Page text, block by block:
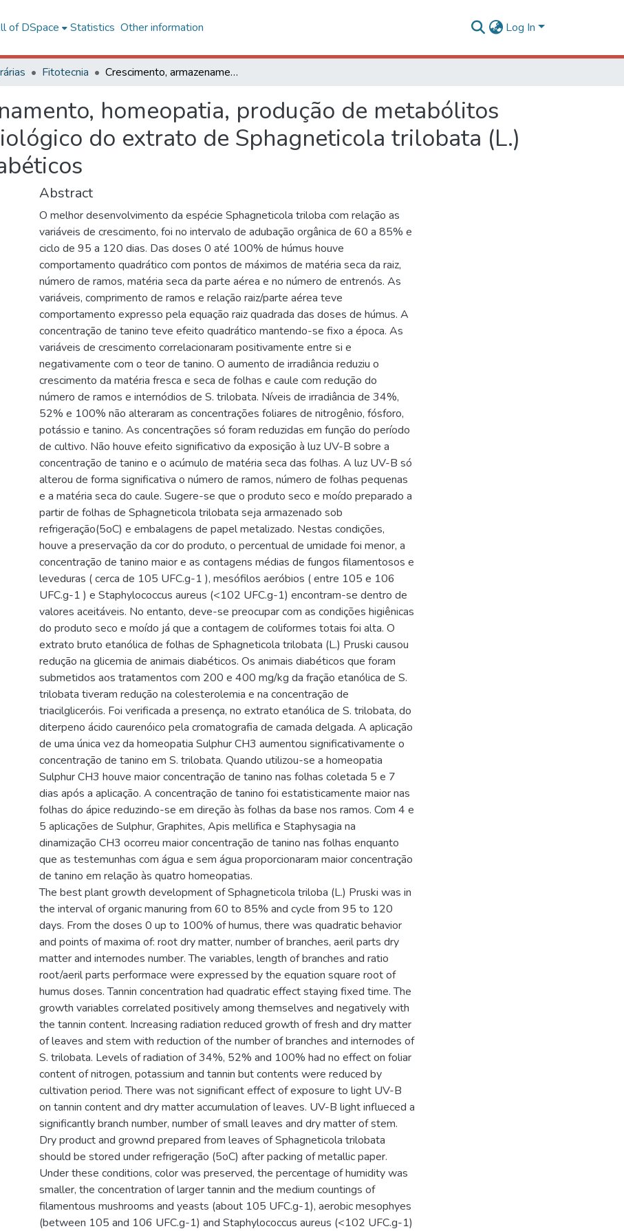
of DSpace Statistics Other information Log In
Fitotecnia Crescimento, armazenamento, homeopatia, produção de metabólitos secundários e teste biológico do extrato de Sphagneticola trilobata (L.) Pruski em coelhos diabéticos
homeopatia, produção de metabólitos
do extrato de Sphagneticola trilobata (L.)
Abstract
O melhor desenvolvimento da espécie Sphagneticola triloba com relação as
variáveis de crescimento, foi no intervalo de adubação orgânica de 60 a 85% e
ciclo de 95 a 120 dias. Das doses 0 até 100% de húmus houve
comportamento quadrático com pontos de máximos de matéria seca da raiz,
número de ramos, matéria seca da parte aérea e no número de entrenós. As
variáveis, comprimento de ramos e relação raiz/parte aérea teve
comportamento expresso pela equação raiz quadrada das doses de húmus. A
concentração de tanino teve efeito quadrático mantendo-se fixo a época. As
variáveis de crescimento correlacionaram positivamente entre si e
negativamente com o teor de tanino. O aumento de irradiância reduziu o
crescimento da matéria fresca e seca de folhas e caule com redução do
número de ramos e internódios de S. trilobata. Níveis de irradiância de 34%,
52% e 100% não alteraram as concentrações foliares de nitrogênio, fósforo,
potássio e tanino. As concentrações só foram reduzidas em função do período
de cultivo. Não houve efeito significativo da exposição à luz UV-B sobre a
concentração de tanino e o acúmulo de matéria seca das folhas. A luz UV-B só
alterou de forma significativa o número de ramos, número de folhas pequenas
e a matéria seca do caule. Sugere-se que o produto seco e moído preparado a
partir de folhas de Sphagneticola trilobata seja armazenado sob
refrigeração(5oC) e embalagens de papel metalizado. Nestas condições,
houve a preservação da cor do produto, o percentual de umidade foi menor, a
concentração de tanino maior e as contagens médias de fungos filamentosos e
leveduras ( cerca de 105 UFC.g-1 ), mesófilos aeróbios ( entre 105 e 106
UFC.g-1 ) e Staphylococcus aureus (<102 UFC.g-1) encontram-se dentro de
valores aceitáveis. No entanto, deve-se preocupar com as condições higiênicas
do produto seco e moído já que a contagem de coliformes totais foi alta. O
extrato bruto etanólica de folhas de Sphagneticola trilobata (L.) Pruski causou
redução na glicemia de animais diabéticos. Os animais diabéticos que foram
submetidos aos tratamentos com 200 e 400 mg/kg da fração etanólica de S.
trilobata tiveram redução na colesterolemia e na concentração de
triacilgliceróis. Foi verificada a presença, no extrato etanólica de S. trilobata, do
diterpeno ácido caurenóico pela cromatografia de camada delgada. A aplicação
de uma única vez da homeopatia Sulphur CH3 aumentou significativamente o
concentração de tanino em S. trilobata. Quando utilizou-se a homeopatia
Sulphur CH3 houve maior concentração de tanino nas folhas coletada 5 e 7
dias após a aplicação. A concentração de tanino foi estatisticamente maior nas
folhas do ápice reduzindo-se em direção às folhas da base nos ramos. Com 4 e
5 aplicações de Sulphur, Graphites, Apis mellifica e Staphysagia na
dinamização CH3 ocorreu maior concentração de tanino nas folhas enquanto
que as testemunhas com água e sem água proporcionaram maior concentração
de tanino em relação às quatro homeopatias.
The best plant growth development of Sphagneticola triloba (L.) Pruski was in
the interval of organic manuring from 60 to 85% and cycle from 95 to 120
days. From the doses 0 up to 100% of humus, there was quadratic behavior
and points of maxima of: root dry matter, number of branches, aeril parts dry
matter and internodes number. The variables, length of branches and ratio
root/aeril parts performace were expressed by the equation square root of
humus doses. Tannin concentration had quadratic effect staying fixed time. The
growth variables correlated positively among themselves and negatively with
the tannin content. Increasing radiation reduced growth of fresh and dry matter
of leaves and stem with reduction of the number of branches and internodes of
S. trilobata. Levels of radiation of 34%, 52% and 100% had no effect on foliar
content of nitrogen, potassium and tannin but contents were reduced by
cultivation period. There was not significant effect of exposure to light UV-B
on tannin content and dry matter accumulation of leaves. UV-B light influeced a
significantly branch number, number of small leaves and dry matter of stem.
Dry product and grownd prepared from leaves of Sphagneticola trilobata
should be stored under refrigeração (5oC) after packing of metallic paper.
Under these conditions, color was preserved, the percentage of humidity was
smaller, the concentration of larger tannin and the medium countings of
filamentous mushrooms and yeasts (about 105 UFC.g-1), aerobic mesophyes
(between 105 and 106 UFC.g-1) and Staphylococcus aureus (<102 UFC.g-1)